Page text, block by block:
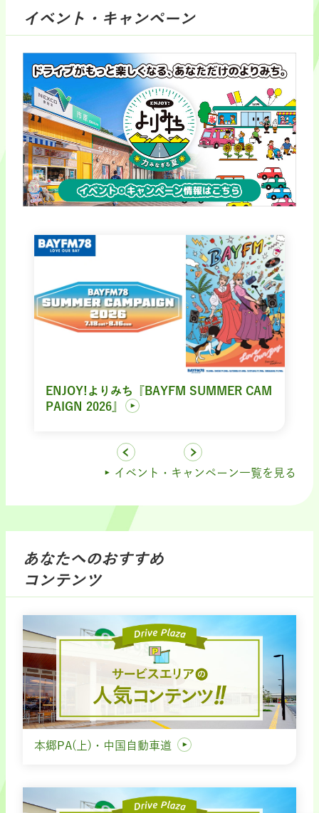
イベント・キャンペーン
ENJOY!よりみち『BAYFM SUMMER CAM
PAIGN 2026』
イベント・キャンペーン一覧を見る
あなたへのおすすめ
コンテンツ
本郷PA(上)・中国自動車道